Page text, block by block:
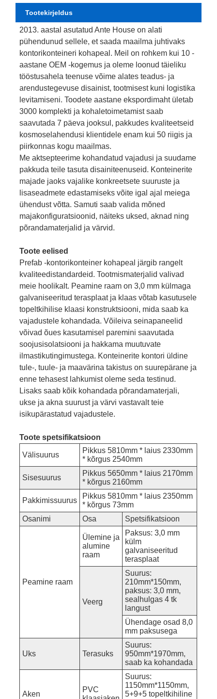
Tootekirjeldus
2013. aastal asutatud Ante House on alati
pühendunud sellele, et saada maailma juhtivaks
kontorikonteineri kohapeal. Meil on rohkem kui 10 -
aastane OEM -kogemus ja oleme loonud täieliku
tööstusahela teenuse võime alates teadus- ja
arendustegevuse disainist, tootmisest kuni logistika
levitamiseni. Toodete aastane ekspordimaht ületab
3000 komplekti ja kohaletoimetamist saab
saavutada 7 päeva jooksul, pakkudes kvaliteetseid
kosmoselahendusi klientidele enam kui 50 riigis ja
piirkonnas kogu maailmas.
Me aktsepteerime kohandatud vajadusi ja suudame
pakkuda teile tasuta disainiteenuseid. Konteinerite
majade jaoks vajalike konkreetsete suuruste ja
lisaseadmete edastamiseks võite igal ajal meiega
ühendust võtta. Samuti saab valida mõned
majakonfiguratsioonid, näiteks uksed, aknad ning
põrandamaterjalid ja värvid.
Toote eelised
Prefab -kontorikonteiner kohapeal järgib rangelt
kvaliteedistandardeid. Tootmismaterjalid valivad
meie hoolikalt. Peamine raam on 3,0 mm külmaga
galvaniseeritud terasplaat ja klaas võtab kasutusele
topeltkihilise klaasi konstruktsiooni, mida saab ka
vajadustele kohandada. Võileiva seinapaneelid
võivad õues kasutamisel paremini saavutada
soojusisolatsiooni ja hakkama muutuvate
ilmastikutingimustega. Konteinerite kontori üldine
tule-, tuule- ja maavärina takistus on suurepärane ja
enne tehasest lahkumist oleme seda testinud.
Lisaks saab kõik kohandada põrandamaterjali,
ukse ja akna suurust ja värvi vastavalt teie
isikupärastatud vajadustele.
Toote spetsifikatsioon
Välisuurus
Pikkus 5810mm * laius 2330mm
* kõrgus 2540mm
Sisesuurus
Pikkus 5650mm * laius 2170mm
* kõrgus 2160mm
Pakkimissuurus
Pikkus 5810mm * laius 2350mm
* kõrgus 73mm
Osanimi
Osa Spetsifikatsioon
Peamine raam
Ülemine ja
alumine
raam
Paksus: 3,0 mm
külm
galvaniseeritud
terasplaat
Veerg
Suurus:
210mm*150mm,
paksus: 3,0 mm,
sealhulgas 4 tk
langust
Ühendage osad 8,0
mm paksusega
Uks Terasuks
Suurus:
950mm*1970mm,
saab ka kohandada
Aken
PVC
Suurus:
1150mm*1150mm,
5+9+5 topeltkihiline